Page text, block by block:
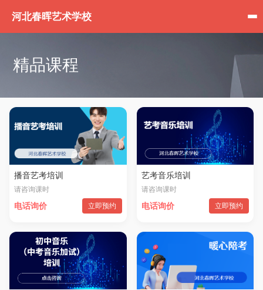
河北春晖艺术学校
精品课程
播音艺考培训
请咨询课时
电话询价 立即预约
艺考音乐培训
请咨询课时
电话询价 立即预约